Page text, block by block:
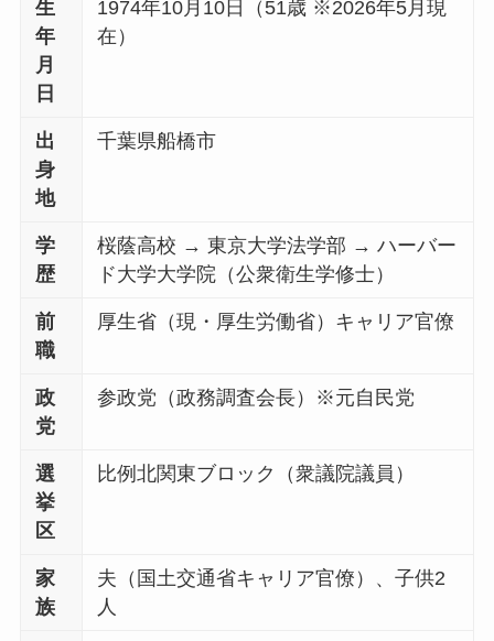
生
年
月
日
1974年10月10日（51歳 ※2026年5月現
在）
出
身
地
千葉県船橋市
学
歴
桜蔭高校 → 東京大学法学部 → ハーバー
ド大学大学院（公衆衛生学修士）
前
職
厚生省（現・厚生労働省）キャリア官僚
政
党
参政党（政務調査会長）※元自民党
選
挙
区
比例北関東ブロック（衆議院議員）
家
族
夫（国土交通省キャリア官僚）、子供2
人